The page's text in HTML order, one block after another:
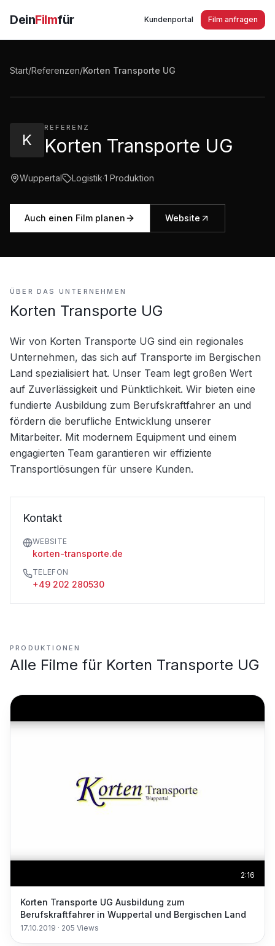
DeinFilmfür Kundenportal Film anfragen
Start/Referenzen/Korten Transporte UG
K
REFERENZ
Korten Transporte UG
Wuppertal Logistik·1 Produktion
Auch einen Film planen Website
Berufskraftfahrer in Wuppertal und Bergischen
ÜBER DAS UNTERNEHMEN
Korten Transporte UG
Wir von Korten Transporte UG sind ein regionales
Unternehmen, das sich auf Transporte im Bergischen
Land spezialisiert hat. Unser Team legt großen Wert
auf Zuverlässigkeit und Pünktlichkeit. Wir bieten eine
fundierte Ausbildung zum Berufskraftfahrer an und
fördern die berufliche Entwicklung unserer
Mitarbeiter. Mit modernem Equipment und einem
engagierten Team garantieren wir effiziente
Transportlösungen für unsere Kunden.
Kontakt
WEBSITE
korten-transporte.de
TELEFON
+49 202 280530
PRODUKTIONEN
Alle Filme für Korten Transporte UG
2:16
Korten Transporte UG Ausbildung zum
Berufskraftfahrer in Wuppertal und Bergischen Land
17.10.2019 · 205 Views